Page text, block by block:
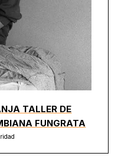
TALLER DE
FUNGRATA